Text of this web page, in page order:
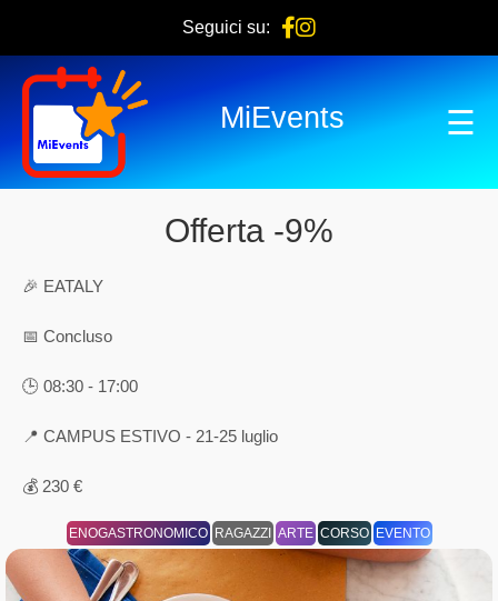
Seguici su:
MiEvents ☰
Offerta -9%
🎉 EATALY
📅 Concluso
🕒 08:30 - 17:00
📍 CAMPUS ESTIVO - 21-25 luglio
💰 230 €
ENOGASTRONOMICO RAGAZZI ARTE CORSO EVENTO